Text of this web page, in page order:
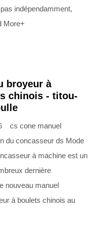
indépendamment,
More+
broyeur à
chinois - titou-
cs cone manuel
du concasseur ds Mode
à machine est un
dernière
nouveau manuel
à boulets chinois au